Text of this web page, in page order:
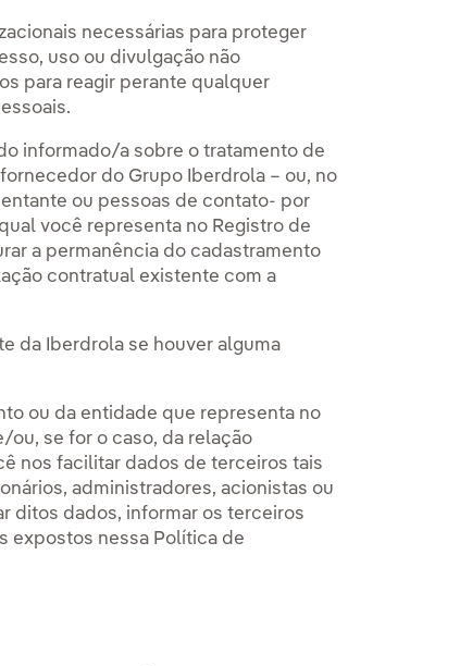
necessárias para proteger
uso ou divulgação não
para reagir perante qualquer
informado/a sobre o tratamento de
do Grupo Iberdrola – ou, no
ou pessoas de contato- por
você representa no Registro de
a permanência do cadastramento
contratual existente com a
da Iberdrola se houver alguma
ou da entidade que representa no
ou, se for o caso, da relação
nos facilitar dados de terceiros tais
administradores, acionistas ou
ditos dados, informar os terceiros
expostos nessa Política de